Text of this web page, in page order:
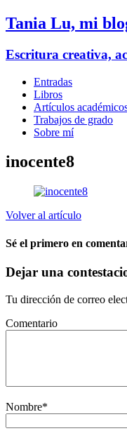
Tania Lu, mi
Escritura creativa,
Entradas
Libros
Artículos
Trabajos de grado
Sobre mí
inocente8
Volver al artículo
Sé el primero en
Dejar una
Tu dirección de correo
Comentario
Nombre*